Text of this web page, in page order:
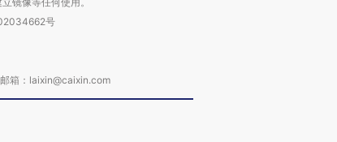
号
箱：laixin@caixin.com